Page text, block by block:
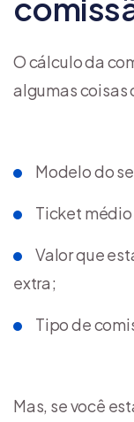
O cálculo da
algumas coisas
Modelo do
Ticket
Valor que
extra;
Tipo de
Mas, se você